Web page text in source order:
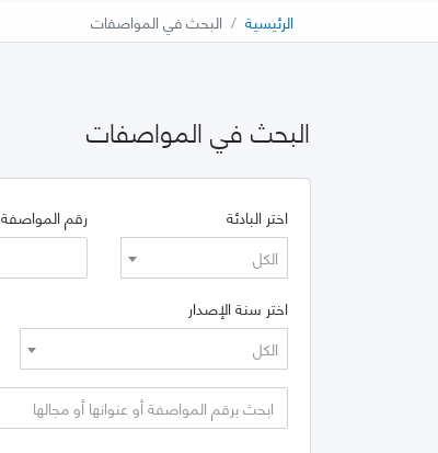
الرئيسية البحث في المواصفات
البحث في المواصفات
اختر البادئة
الكل
رقم المواصفة
اختر سنة الإصدار
الكل